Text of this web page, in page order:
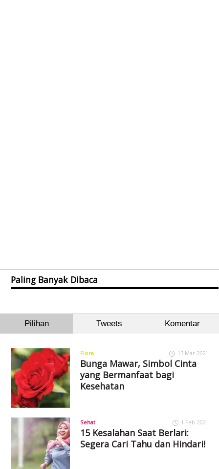
Paling Banyak Dibaca
Pilihan Tweets Komentar
Flora 13 Mar 2021
Bunga Mawar, Simbol Cinta
yang Bermanfaat bagi
Kesehatan
Sehat 1 Feb 2021
15 Kesalahan Saat Berlari:
Segera Cari Tahu dan Hindari!